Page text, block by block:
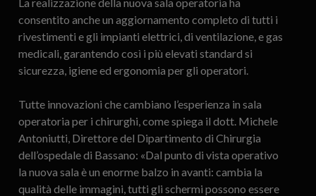
consentito anche un aggiornamento completo di tutti i
rivestimenti e gli impianti elettrici, di ventilazione, e gas
medicali, garantendo così i più elevati standard si
sicurezza, igiene ed ergonomia per gli operatori.
Tutte innovazioni che cambiano l’esperienza in sala
operatoria per i chirurghi, come spiega il dott. Michele
Antoniutti, Direttore del Dipartimento di Chirurgia
dell’ospedale di Bassano: «Dal punto di vista operativo
la nuova sala è un enorme balzo in avanti: cambia la
qualità delle immagini, tutti gli schermi possono essere